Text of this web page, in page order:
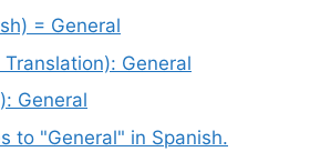
= General
General
General
to "General" in Spanish.